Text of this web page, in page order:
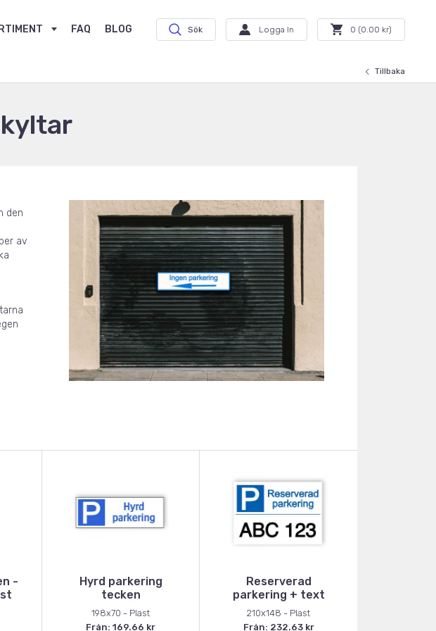
FAQ BLOG Sök Logga In 0 (0.00 kr)
Tillbaka
den
av
-
Hyrd parkering
tecken
198x70 - Plast
Från: 169.66 kr
Reserverad
parkering + text
210x148 - Plast
Från: 232.63 kr